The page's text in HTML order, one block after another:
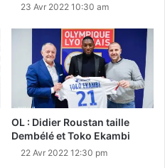
23 Avr 2022 10:30 am
OL : Didier Roustan taille
Dembélé et Toko Ekambi
22 Avr 2022 12:30 pm